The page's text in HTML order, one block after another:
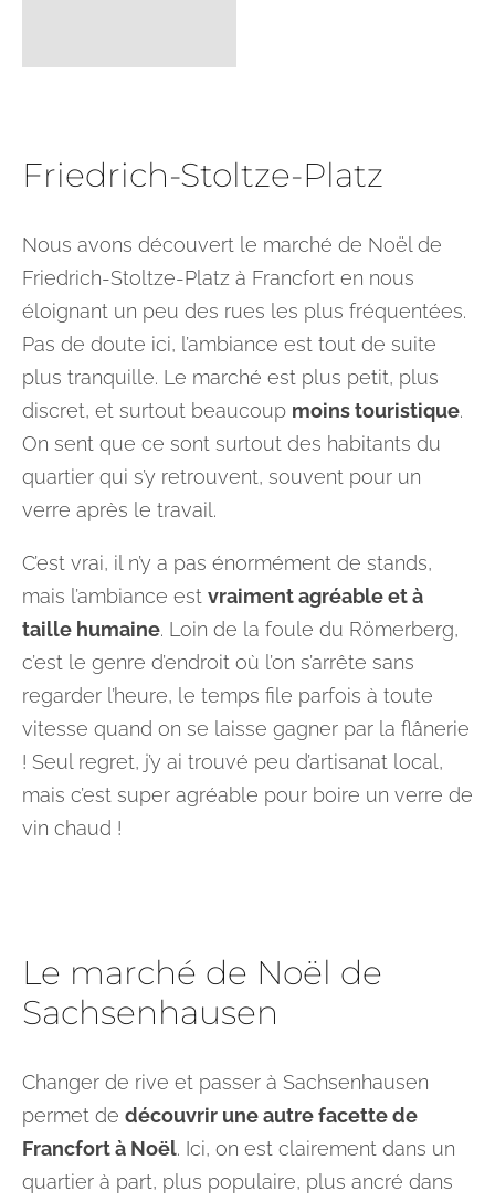
Friedrich-Stoltze-Platz
Nous avons découvert le marché de Noël de
Friedrich-Stoltze-Platz à Francfort en nous
éloignant un peu des rues les plus fréquentées.
Pas de doute ici, l’ambiance est tout de suite
plus tranquille. Le marché est plus petit, plus
discret, et surtout beaucoup moins touristique.
On sent que ce sont surtout des habitants du
quartier qui s’y retrouvent, souvent pour un
verre après le travail.
C’est vrai, il n’y a pas énormément de stands,
mais l’ambiance est vraiment agréable et à
taille humaine. Loin de la foule du Römerberg,
c’est le genre d’endroit où l’on s’arrête sans
regarder l’heure, le temps file parfois à toute
vitesse quand on se laisse gagner par la flânerie
! Seul regret, j’y ai trouvé peu d’artisanat local,
mais c’est super agréable pour boire un verre de
vin chaud !
Le marché de Noël de
Sachsenhausen
Changer de rive et passer à Sachsenhausen
permet de découvrir une autre facette de
Francfort à Noël. Ici, on est clairement dans un
quartier à part, plus populaire, plus ancré dans